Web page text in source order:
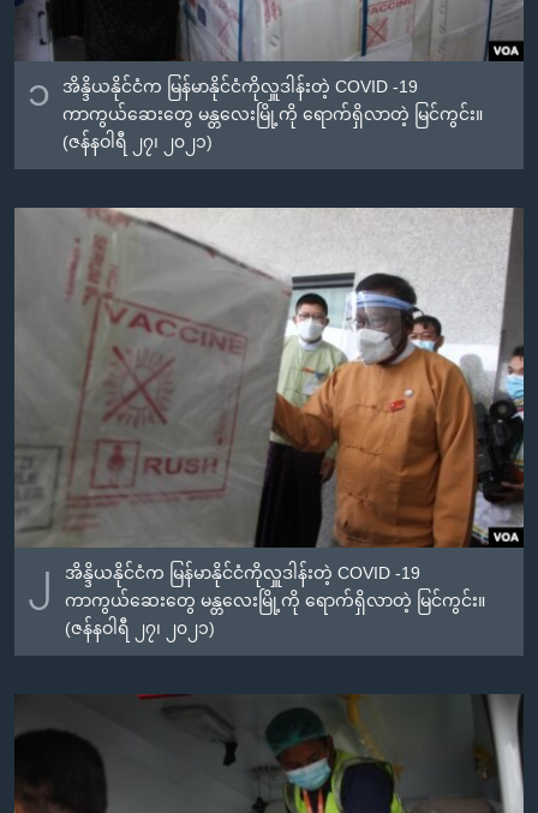
ရန်
နေရာ
ကျော်
၁
အိန္ဒိယနိုင်ငံက မြန်မာနိုင်ငံကိုလှူဒါန်းတဲ့ COVID -19
ကာကွယ်ဆေးတွေ မန္တလေးမြို့ကို ရောက်ရှိလာတဲ့ မြင်ကွင်း။
(ဇန်နဝါရီ ၂၇၊ ၂၀၂၁)
၂
အိန္ဒိယနိုင်ငံက မြန်မာနိုင်ငံကိုလှူဒါန်းတဲ့ COVID -19
ကာကွယ်ဆေးတွေ မန္တလေးမြို့ကို ရောက်ရှိလာတဲ့ မြင်ကွင်း။
(ဇန်နဝါရီ ၂၇၊ ၂၀၂၁)